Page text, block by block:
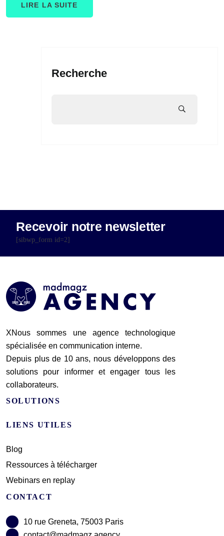
LIRE LA SUITE
Recherche
Recevoir notre newsletter
[sibwp_form id=2]
XNous sommes une agence technologique
spécialisée en communication interne.
Depuis plus de 10 ans, nous développons des
solutions pour informer et engager tous les
collaborateurs.
SOLUTIONS
LIENS UTILES
Blog
Ressources à télécharger
Webinars en replay
CONTACT
10 rue Greneta, 75003 Paris